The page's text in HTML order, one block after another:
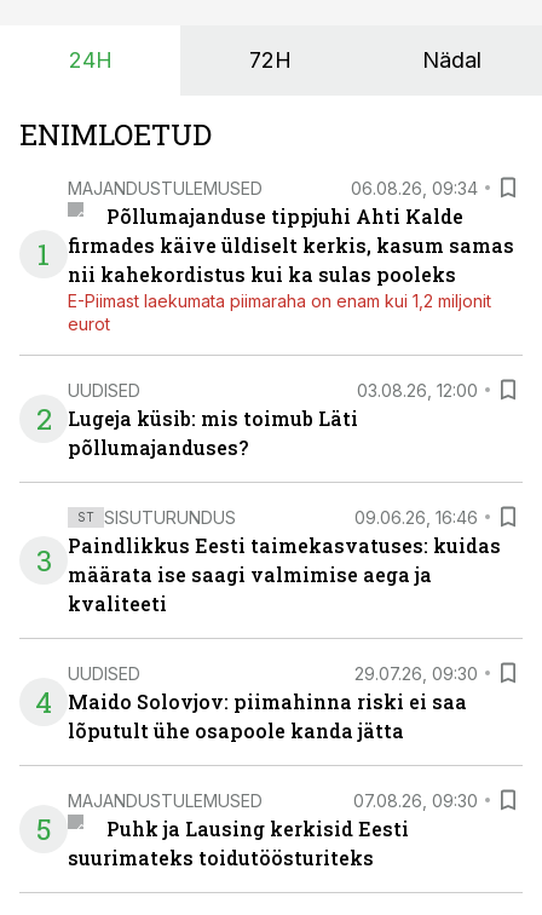
24H 72H Nädal
ENIMLOETUD
1
MAJANDUSTULEMUSED 06.08.26, 09:34
Põllumajanduse tippjuhi Ahti Kalde
firmades käive üldiselt kerkis, kasum samas
nii kahekordistus kui ka sulas pooleks
E-Piimast laekumata piimaraha on enam kui 1,2 miljonit
eurot
2
UUDISED 03.08.26, 12:00
Lugeja küsib: mis toimub Läti
põllumajanduses?
3
ST SISUTURUNDUS 09.06.26, 16:46
Paindlikkus Eesti taimekasvatuses: kuidas
määrata ise saagi valmimise aega ja
kvaliteeti
4
UUDISED 29.07.26, 09:30
Maido Solovjov: piimahinna riski ei saa
lõputult ühe osapoole kanda jätta
5
MAJANDUSTULEMUSED 07.08.26, 09:30
Puhk ja Lausing kerkisid Eesti
suurimateks toidutöösturiteks